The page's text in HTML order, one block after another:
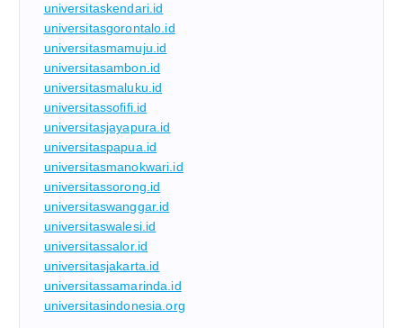
universitaskendari.id
universitasgorontalo.id
universitasmamuju.id
universitasambon.id
universitasmaluku.id
universitassofifi.id
universitasjayapura.id
universitaspapua.id
universitasmanokwari.id
universitassorong.id
universitaswanggar.id
universitaswalesi.id
universitassalor.id
universitasjakarta.id
universitassamarinda.id
universitasindonesia.org